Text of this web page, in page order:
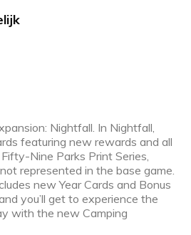
Nightfall. In Nightfall,
featuring new rewards and all
Nine Parks Print Series,
represented in the base game.
new Year Cards and Bonus
you’ll get to experience the
with the new Camping